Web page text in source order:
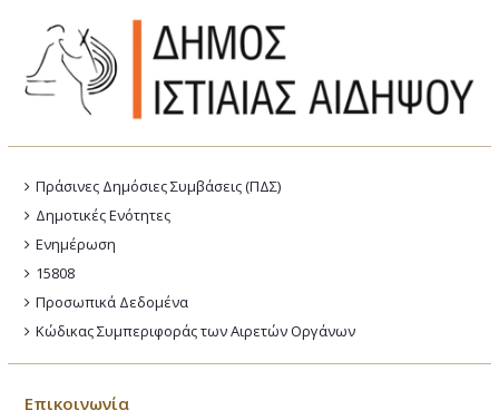
Πράσινες Δημόσιες Συμβάσεις (ΠΔΣ)
Δημοτικές Ενότητες
Ενημέρωση
15808
Προσωπικά Δεδομένα
Κώδικας Συμπεριφοράς των Αιρετών Οργάνων
Επικοινωνία